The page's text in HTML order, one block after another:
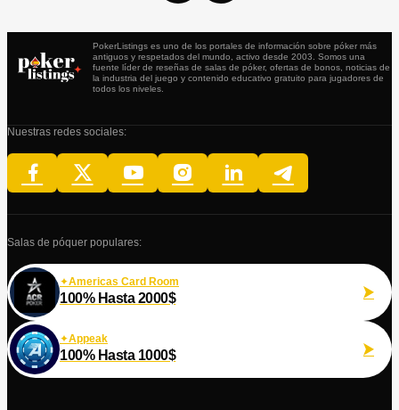
PokerListings es uno de los portales de información sobre póker más
antiguos y respetados del mundo, activo desde 2003. Somos una
fuente líder de reseñas de salas de póker, ofertas de bonos, noticias de
la industria del juego y contenido educativo gratuito para jugadores de
todos los niveles.
Nuestras redes sociales:
Salas de póquer populares:
Americas Card Room
100% Hasta 2000$
Appeak
100% Hasta 1000$